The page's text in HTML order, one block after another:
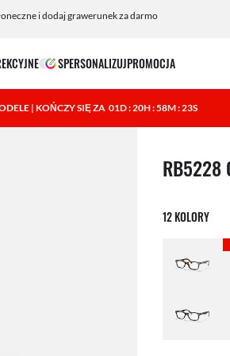
i dodaj grawerunek za darmo
SPERSONALIZUJPROMOCJA
| KOŃCZY SIĘ ZA 01D : 20H : 58M : 22S
1 element
RB5228
12 KOLORY